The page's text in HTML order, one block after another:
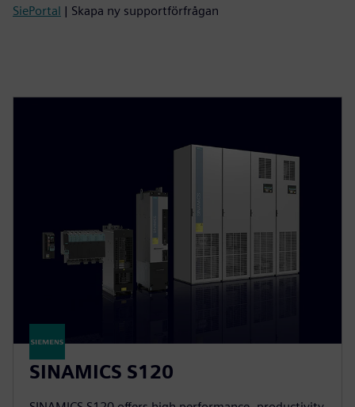
SiePortal | Skapa ny supportförfrågan
SINAMICS S120